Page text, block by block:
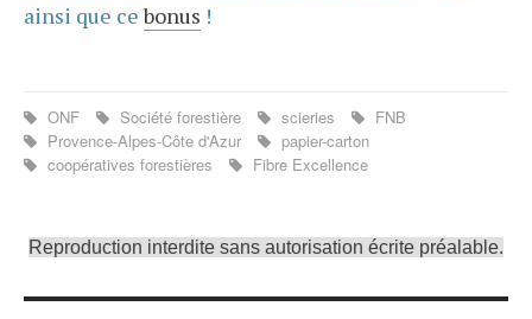
ainsi que cebonus !
ONF Société forestière scieries
FNB
Provence-Alpes-Côte d'Azur
papier-carton
coopératives forestières
Fibre Excellence
Reproduction interdite sans autorisation écrite préalable.